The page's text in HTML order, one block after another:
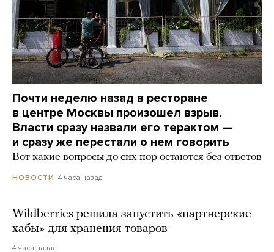
Почти неделю назад в ресторане
в центре Москвы произошел взрыв.
Власти сразу назвали его терактом —
и сразу же перестали о нем говорить
Вот какие вопросы до сих пор остаются без ответов
НОВОСТИ 4 часа назад
Wildberries решила запустить «партнерские
хабы» для хранения товаров
4 часа назад